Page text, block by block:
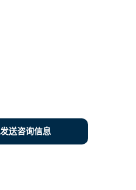
发送咨询信息